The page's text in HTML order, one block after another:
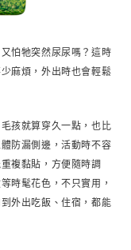
怕牠突然尿尿嗎？這時
麻煩，外出時也會輕鬆
孩就算穿久一點，也比
防漏側邊，活動時不容
複黏貼，方便隨時調
時髦花色，不只實用，
外出吃飯、住宿，都能